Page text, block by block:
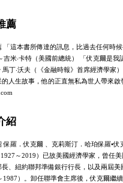
薦
「這本書所傳達的訊息，比過去任何時
吉米‧卡特（美國前總統） 「伏克爾是我
馬丁‧沃夫（《金融時報》首席經濟學家
的人生故事，他的正直無私為世人帶來啟
紹
保羅．伏克爾 、克莉斯汀．哈珀保羅•伏
～2019）已故美國經濟學家，曾任
長、紐約聯邦準備銀行行長，以及兩屆美
1987）。卸任聯準會主席後，伏克爾繼